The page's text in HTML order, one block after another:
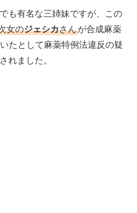
も有名な三姉妹ですが、この
女のジェシカさんが合成麻薬
たとして麻薬特例法違反の疑
れました。